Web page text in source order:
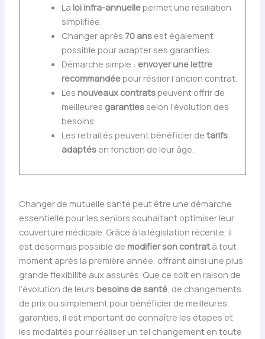
La loi infra-annuellepermet une résiliation
simplifiée.
Changer après 70 ansest également
possible pour adapter ses garanties.
Démarche simple : envoyer une lettre
recommandéepour résilier l’ancien contrat.
Les nouveaux contratspeuvent offrir de
meilleures garantiesselon l’évolution des
besoins.
Les retraités peuvent bénéficier de tarifs
adaptésen fonction de leur âge.
Changer de mutuelle santé peut être une démarche
essentielle pour les seniors souhaitant optimiser leur
couverture médicale. Grâce à la législation récente, il
est désormais possible de modifier son contratà tout
moment après la première année, offrant ainsi une plus
grande flexibilité aux assurés. Que ce soit en raison de
l’évolution de leurs besoins de santé, de changements
de prix ou simplement pour bénéficier de meilleures
garanties, il est important de connaître les étapes et
les modalités pour réaliser un tel changement en toute